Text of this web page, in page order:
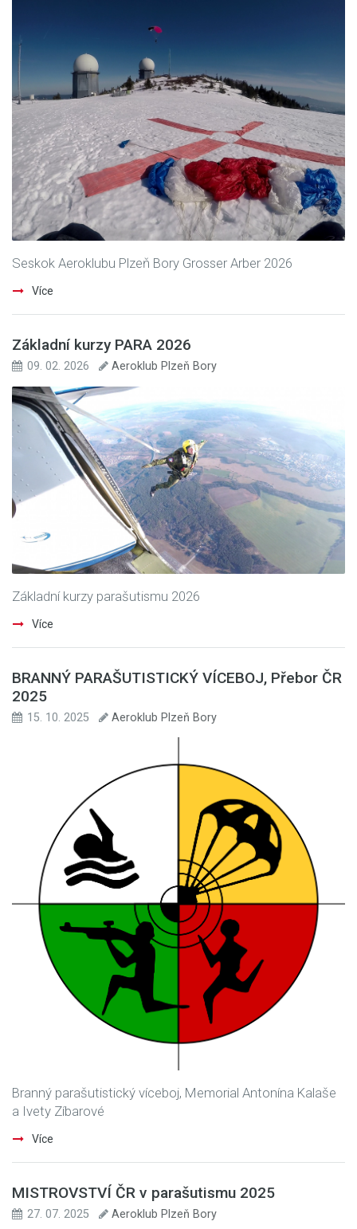
Seskok Aeroklubu Plzeň Bory Grosser Arber 2026
Více
Základní kurzy PARA 2026
09. 02. 2026 Aeroklub Plzeň Bory
Základní kurzy parašutismu 2026
Více
BRANNÝ PARAŠUTISTICKÝ VÍCEBOJ, Přebor ČR
2025
15. 10. 2025 Aeroklub Plzeň Bory
Branný parašutistický víceboj, Memorial Antonína Kalaše
a Ivety Zíbarové
Více
MISTROVSTVÍ ČR v parašutismu 2025
27. 07. 2025 Aeroklub Plzeň Bory